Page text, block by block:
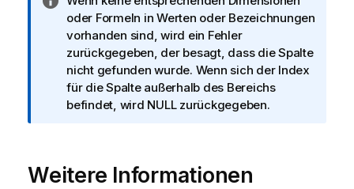
n
f
o
r
m
a
n
oder Formeln in Werten oder Bezeichnungen
vorhanden sind, wird ein Fehler
zurückgegeben, der besagt, dass die Spalte
nicht gefunden wurde. Wenn sich der Index
für die Spalte außerhalb des Bereichs
befindet, wird NULL zurückgegeben.
Weitere Informationen